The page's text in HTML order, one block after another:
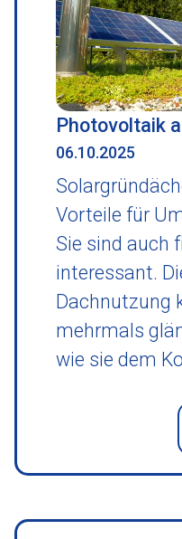
Photovoltaik
06.10.2025
Vorteile für
Sie sind auch
interessant.
Dachnutzung
mehrmals
wie sie dem